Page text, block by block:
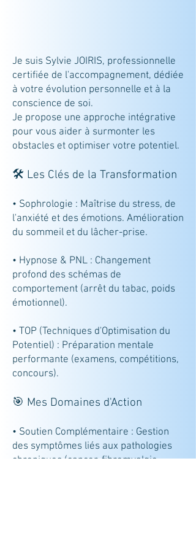
Je suis Sylvie JOIRIS, professionnelle
certifiée de l'accompagnement, dédiée
à votre évolution personnelle et à la
conscience de soi.
Je propose une approche intégrative
pour vous aider à surmonter les
obstacles et optimiser votre potentiel.
🛠️ Les Clés de la Transformation
• Sophrologie : Maîtrise du stress, de
l'anxiété et des émotions. Amélioration
du sommeil et du lâcher-prise.
• Hypnose & PNL : Changement
profond des schémas de
comportement (arrêt du tabac, poids
émotionnel).
• TOP (Techniques d'Optimisation du
Potentiel) : Préparation mentale
performante (examens, compétitions,
concours).
🎯 Mes Domaines d'Action
• Soutien Complémentaire : Gestion
des symptômes liés aux pathologies
chroniques (cancer, fibromyalgie,